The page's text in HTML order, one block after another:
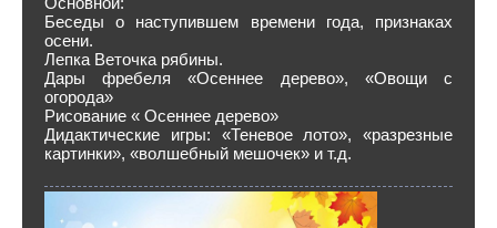
Беседы о наступившем времени года, признаках
осени.
Лепка Веточка рябины.
Дары фребеля «Осеннее дерево», «Овощи с
огорода»
Рисование « Осеннее дерево»
Дидактические игры: «Теневое лото», «разрезные
картинки», «волшебный мешочек» и т.д.